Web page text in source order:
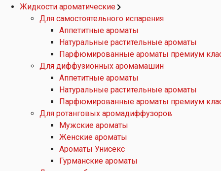
Жидкости ароматические
Для самостоятельного испарения
Аппетитные ароматы
Натуральные растительные ароматы
Парфюмированные ароматы премиум
Для диффузионных аромамашин
Аппетитные ароматы
Натуральные растительные ароматы
Парфюмированные ароматы премиум
Для ротанговых аромадиффузоров
Мужские ароматы
Женские ароматы
Ароматы Унисекс
Гурманские ароматы